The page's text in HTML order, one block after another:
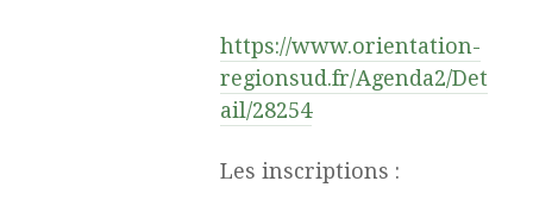
https://www.orientation-
regionsud.fr/Agenda2/Det
ail/28254
Les inscriptions :